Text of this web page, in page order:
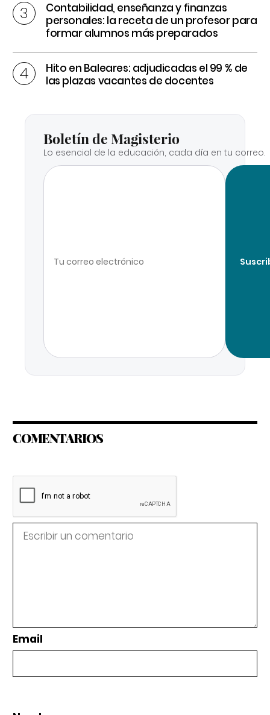
Contabilidad, enseñanza y finanzas
personales: la receta de un profesor para
formar alumnos más preparados
Hito en Baleares: adjudicadas el 99 % de
las plazas vacantes de docentes
Boletín de Magisterio
Lo esencial de la educación, cada día en tu correo.
COMENTARIOS
Email